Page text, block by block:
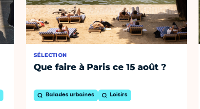
SÉLECTION
Que faire à Paris ce 15 août ?
Balades urbaines Loisirs